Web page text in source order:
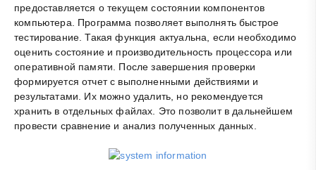
предоставляется о текущем состоянии компонентов
компьютера. Программа позволяет выполнять быстрое
тестирование. Такая функция актуальна, если необходимо
оценить состояние и производительность процессора или
оперативной памяти. После завершения проверки
формируется отчет с выполненными действиями и
результатами. Их можно удалить, но рекомендуется
хранить в отдельных файлах. Это позволит в дальнейшем
провести сравнение и анализ полученных данных.